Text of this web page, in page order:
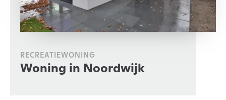
RECREATIEWONING
Woning in Noordwijk